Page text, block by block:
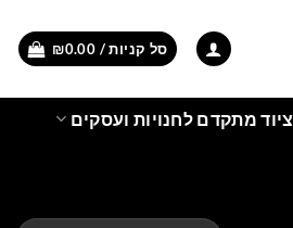
סל קניות / ₪0.00
ציוד מתקדם לחנויות ועסקים